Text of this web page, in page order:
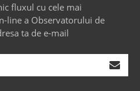
fluxul cu cele mai
line a Observatorului de
ta de e-mail